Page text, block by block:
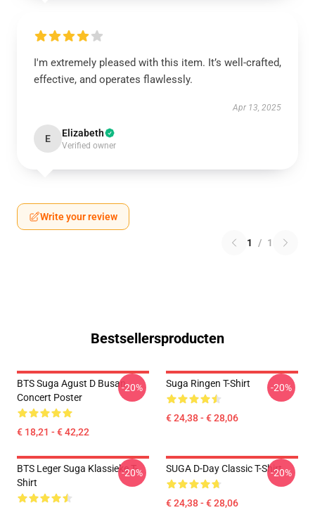
I'm extremely pleased with this item. It’s well-crafted,
effective, and operates flawlessly.
Apr 13, 2025
E Elizabeth
Verified owner
Write your review
1 / 1
Bestsellersproducten
BTS Suga Agust D Busan
Concert Poster
€ 18,21 - € 42,22
-20% Suga Ringen T-Shirt
€ 24,38 - € 28,06
-20%
BTS Leger Suga Klassieke T-
Shirt
-20% SUGA D-Day Classic T-Shirt
€ 24,38 - € 28,06
-20%